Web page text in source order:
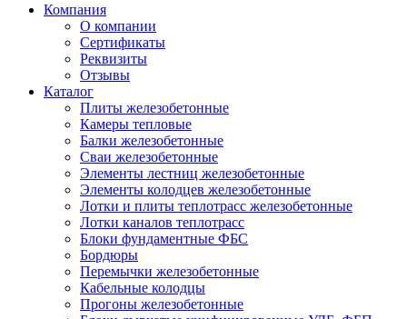
Компания
О компании
Сертификаты
Реквизиты
Отзывы
Каталог
Плиты железобетонные
Камеры тепловые
Балки железобетонные
Сваи железобетонные
Элементы лестниц железобетонные
Элементы колодцев железобетонные
Лотки и плиты теплотрасс железобетонные
Лотки каналов теплотрасс
Блоки фундаментные ФБС
Бордюры
Перемычки железобетонные
Кабельные колодцы
Прогоны железобетонные